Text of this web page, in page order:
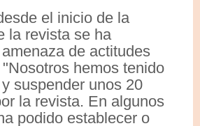
el inicio de la
la revista se ha
de actitudes
hemos tenido
suspender unos 20
la revista. En algunos
podido establecer o